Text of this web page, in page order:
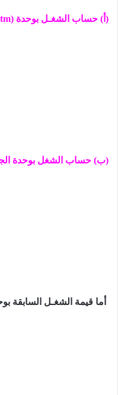
(أ) حساب الشغـل بوحدة (
(ب) حساب الشغل بوحدة
أما قیمة الشغـل السابقة